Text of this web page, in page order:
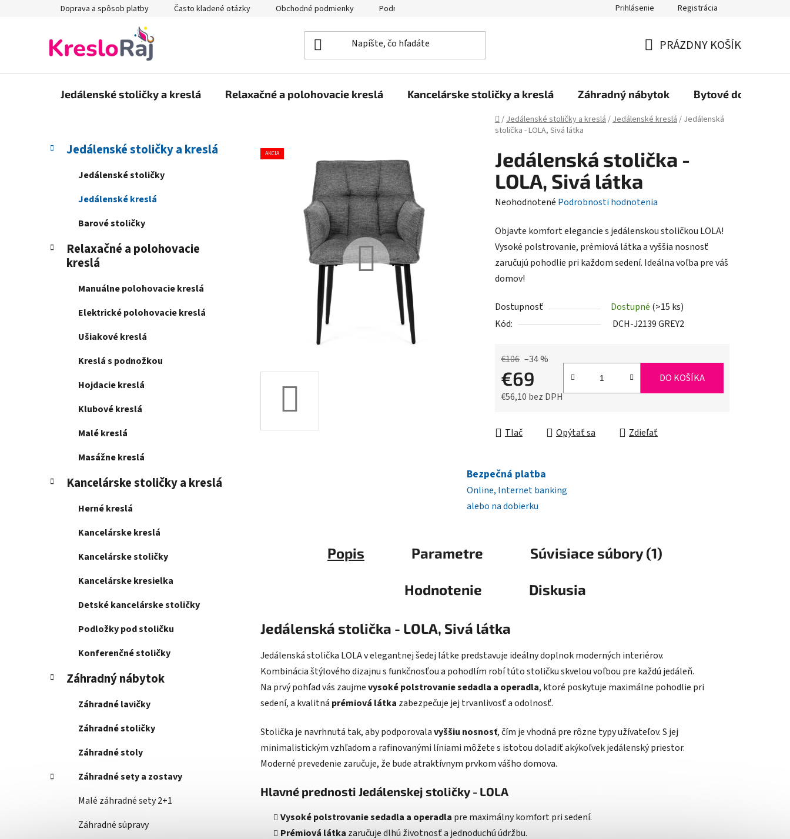
Doprava a spôsob platby Často kladené otázky Obchodné podmienky Podmienky ochrany osobných údajov Reklamačný poriadok, Záručné podmienky Reklamačný formulár
Prihlásenie Registrácia
KOŠÍK
PRÁZDNY KOŠÍK
Jedálenské stoličky a kreslá Relaxačné a polohovacie kreslá Kancelárske stoličky a kreslá Záhradný nábytok Bytové doplnky
Domov
/Jedálenské stoličky a kreslá/Jedálenské kreslá/ Jedálenská
stolička - LOLA, Sivá látka
B
n
Preskočiť
kategórie
K
a
e
Jedálenské stoličky a kreslá
Jedálenské stoličky
Jedálenské kreslá
Barové stoličky
Relaxačné a polohovacie
kreslá
Manuálne polohovacie kreslá
Elektrické polohovacie kreslá
Ušiakové kreslá
Kreslá s podnožkou
Hojdacie kreslá
Klubové kreslá
Malé kreslá
Masážne kreslá
Kancelárske stoličky a kreslá
Herné kreslá
Kancelárske kreslá
Kancelárske stoličky
Kancelárske kresielka
Detské kancelárske stoličky
Podložky pod stoličku
Konferenčné stoličky
Záhradný nábytok
Záhradné lavičky
Záhradné stoličky
Záhradné stoly
Záhradné sety a zostavy
Malé záhradné sety 2+1
Záhradné súpravy
Jedálenská stolička -
LOLA, Sivá látka
Priemerné
produktu
je
0,0
z
hviezdičiek.
Neohodnotené Podrobnosti hodnotenia
Objavte komfort elegancie s jedálenskou stoličkou LOLA!
Vysoké polstrovanie, prémiová látka a vyššia nosnosť
zaručujú pohodlie pri každom sedení. Ideálna voľba pre váš
domov!
Dostupnosť Dostupné (>15 ks)
Kód:
DCH-J2139 GREY2
€106 –34 %
€69
€56,10 bez DPH
DO KOŠÍKA
Tlač Opýtať sa Zdieľať
AKCIA
Bezpečná platba
Online, Internet banking
alebo na dobierku
Popis Parametre Súvisiace súbory (1)
Hodnotenie Diskusia
Jedálenská stolička - LOLA, Sivá látka
Jedálenská stolička LOLA v elegantnej šedej látke predstavuje ideálny doplnok moderných interiérov.
Kombinácia štýlového dizajnu s funkčnosťou a pohodlím robí túto stoličku skvelou voľbou pre každú jedáleň.
Na prvý pohľad vás zaujmevysoké polstrovanie sedadla a operadla, ktoré poskytuje maximálne pohodlie pri
sedení, a kvalitná prémiová látka zabezpečuje jej trvanlivosť a odolnosť.
Stolička je navrhnutá tak, aby podporovalavyššiu nosnosť, čím je vhodná pre rôzne typy užívateľov. S jej
minimalistickým vzhľadom a rafinovanými líniami môžete s istotou doladiť akýkoľvek jedálenský priestor.
Moderné prevedenie zaručuje, že bude atraktívnym prvkom vášho domova.
Hlavné prednosti Jedálenskej stoličky - LOLA
Vysoké polstrovanie sedadla a operadla pre maximálny komfort pri sedení.
Prémiová látka zaručuje dlhú životnosť a jednoduchú údržbu.